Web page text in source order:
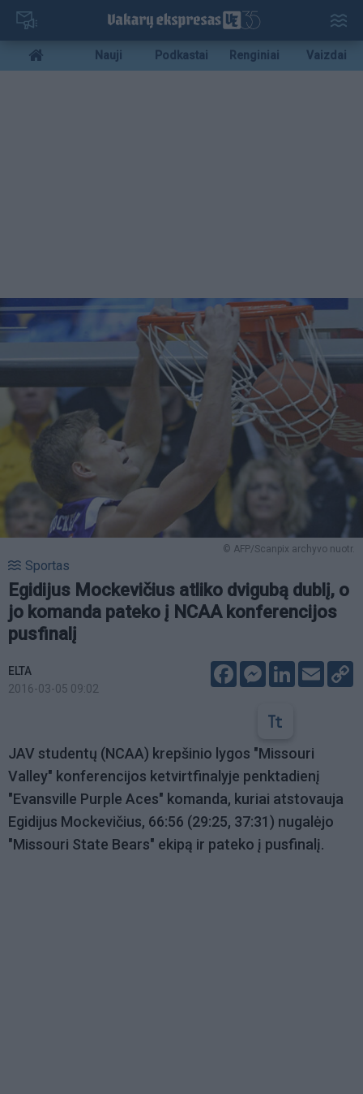
Pereiti
pagrindinį
turinį
Mobile
menu
Nauji Podkastai Renginiai Vaizdai
© AFP/Scanpix archyvo nuotr.
Sportas
Egidijus Mockevičius atliko dvigubą dublį, o
jo komanda pateko į NCAA konferencijos
pusfinalį
ELTA
2016-03-05 09:02
FacebookMessenger
LinkedIn
Email
JAV studentų (NCAA) krepšinio lygos "Missouri
Valley" konferencijos ketvirtfinalyje penktadienį
"Evansville Purple Aces" komanda, kuriai atstovauja
Egidijus Mockevičius, 66:56 (29:25, 37:31) nugalėjo
"Missouri State Bears" ekipą ir pateko į pusfinalį.